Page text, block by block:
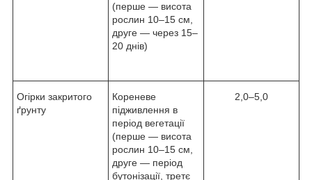
(перше — висота
рослин 10–15 см,
друге — через 15–
20 днів)
Огірки закритого
ґрунту
Кореневе
підживлення в
період вегетації
(перше — висота
рослин 10–15 см,
друге — період
бутонізації, третє
2,0–5,0